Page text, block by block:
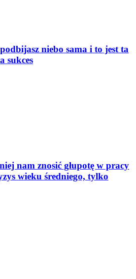
niebo sama i to jest ta
sukces
nam znosić głupotę w pracy
wieku średniego, tylko